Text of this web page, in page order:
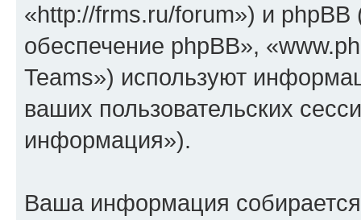
«http://frms.ru/forum») и
обеспечение phpBB»,
Teams») используют
ваших пользовательских
информация»).
Ваша информация